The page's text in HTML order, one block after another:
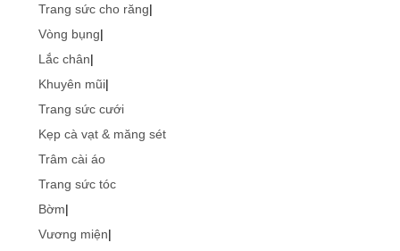
Trang sức cho răng|
Vòng bụng|
Lắc chân|
Khuyên mũi|
Trang sức cưới
Kẹp cà vạt & măng sét
Trâm cài áo
Trang sức tóc
Bờm|
Vương miện|